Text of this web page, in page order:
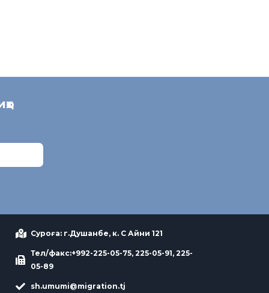
Суроға: г.Душанбе, к. С Айни 121
Тел/факс:+992-225-05-75, 225-05-91, 225-
05-89
sh.umumi@migration.tj